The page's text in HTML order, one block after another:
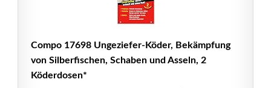
Compo 17698 Ungeziefer-Köder, Bekämpfung
von Silberfischen, Schaben und Asseln, 2
Köderdosen*